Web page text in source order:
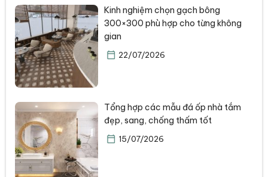
Kinh nghiệm chọn gạch bông
300×300 phù hợp cho từng không
gian
22/07/2026
Tổng hợp các mẫu đá ốp nhà tắm
đẹp, sang, chống thấm tốt
15/07/2026